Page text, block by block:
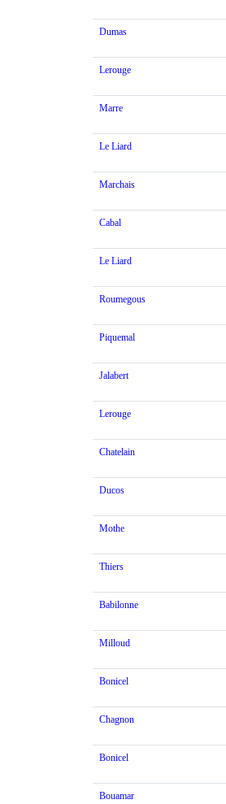
Dumas
Lerouge
Marre
Le Liard
Marchais
Cabal
Le Liard
Roumegous
Piquemal
Jalabert
Lerouge
Chatelain
Ducos
Mothe
Thiers
Babilonne
Milloud
Bonicel
Chagnon
Bonicel
Bouamar